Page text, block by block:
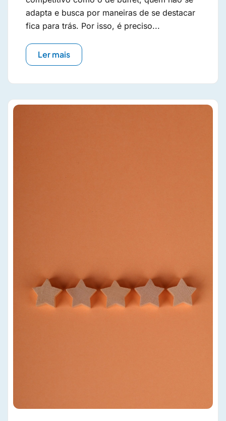
adapta e busca por maneiras de se destacar
fica para trás. Por isso, é preciso...
Ler mais